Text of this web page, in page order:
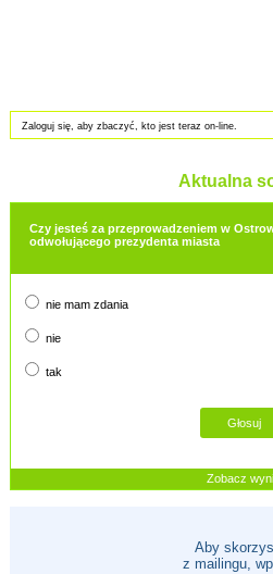
Zaloguj się, aby zbaczyć, kto jest teraz on-line.
Aktualna
Czy jesteś za przeprowadzeniem w
odwołującego prezydenta miasta
nie mam zdania
nie
tak
Zobacz
Aby
z mailingu,